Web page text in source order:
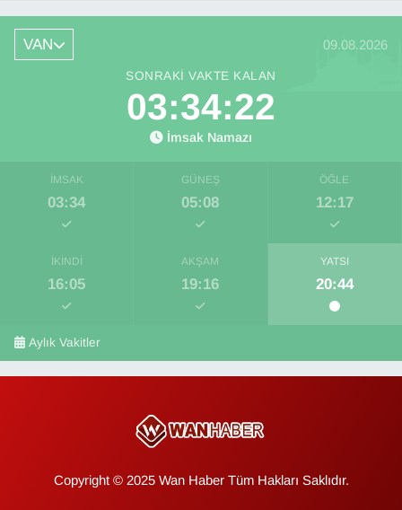
VAN 09.08.2026
SONRAKI VAKTE KALAN
03:34:22
İmsak Namazı
İMSAK
03:34
GÜNEŞ
05:08
ÖĞLE
12:17
İKINDI
16:05
AKŞAM
19:16
YATSI
20:44
Aylık Vakitler
Copyright © 2025 Wan Haber Tüm Hakları Saklıdır.